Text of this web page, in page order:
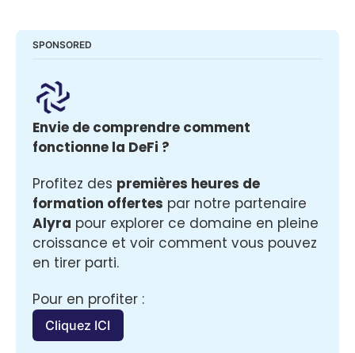
SPONSORED
Envie de comprendre comment
fonctionne la DeFi ?
Profitez des premières heures de
formation offertes
Alyra pour explorer ce domaine en pleine
croissance et voir comment vous pouvez
en tirer parti.
Pour en profiter :
Cliquez ICI